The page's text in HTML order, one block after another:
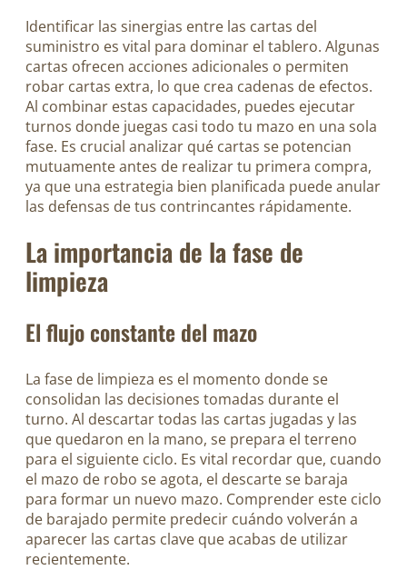
Identificar las sinergias entre las cartas del
suministro es vital para dominar el tablero. Algunas
cartas ofrecen acciones adicionales o permiten
robar cartas extra, lo que crea cadenas de efectos.
Al combinar estas capacidades, puedes ejecutar
turnos donde juegas casi todo tu mazo en una sola
fase. Es crucial analizar qué cartas se potencian
mutuamente antes de realizar tu primera compra,
ya que una estrategia bien planificada puede anular
las defensas de tus contrincantes rápidamente.
La importancia de la fase de
limpieza
El flujo constante del mazo
La fase de limpieza es el momento donde se
consolidan las decisiones tomadas durante el
turno. Al descartar todas las cartas jugadas y las
que quedaron en la mano, se prepara el terreno
para el siguiente ciclo. Es vital recordar que, cuando
el mazo de robo se agota, el descarte se baraja
para formar un nuevo mazo. Comprender este ciclo
de barajado permite predecir cuándo volverán a
aparecer las cartas clave que acabas de utilizar
recientemente.